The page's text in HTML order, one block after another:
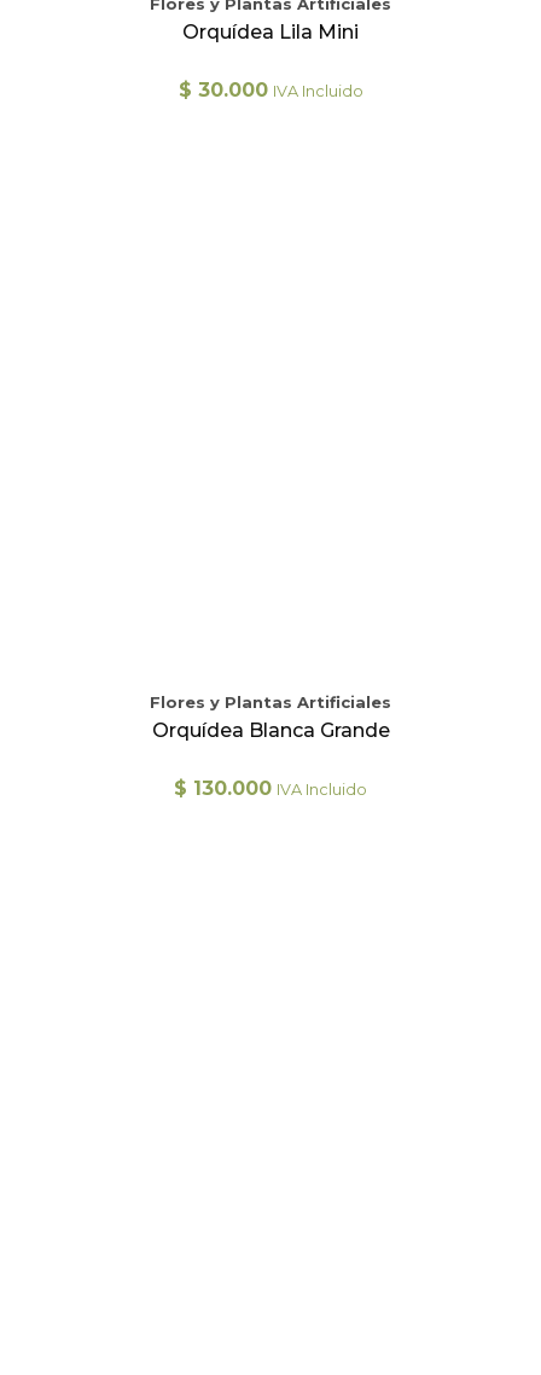
Orquídea Lila Mini
$ 30.000 IVA Incluido
Flores y Plantas Artificiales
Orquídea Blanca Grande
$ 130.000 IVA Incluido